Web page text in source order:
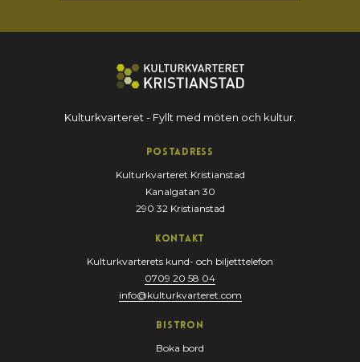
Kulturkvarteret - Fyllt med möten och kultur.
Postadress
Kulturkvarteret Kristianstad
Kanalgatan 30
290 32 Kristianstad
Kontakt
Kulturkvarterets kund- och biljetttelefon
0709 20 58 04
info@kulturkvarteret.com
Bistron
Boka bord